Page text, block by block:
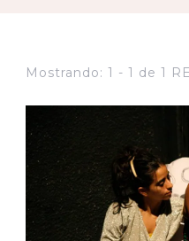
Mostrando: 1 - 1 de 1